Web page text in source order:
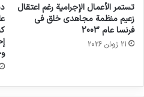
تستمر الأعمال الإجرامية رغم اعتقال
زعيم منظمة مجاهدي خلق في
فرنسا عام 2003
21 ژوئن 2026